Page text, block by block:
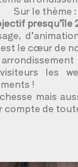
Sur le thème :
presqu’île
est le cœur de
les
!
mais
compte de